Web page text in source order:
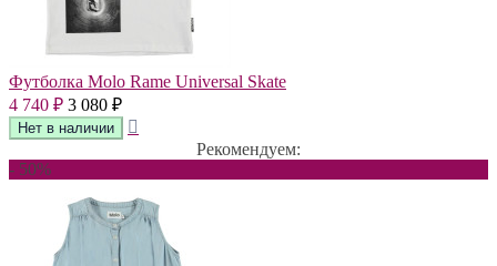
Футболка Molo Rame Universal Skate
4 740 ₽ 3 080 ₽
Рекомендуем:
- 50%